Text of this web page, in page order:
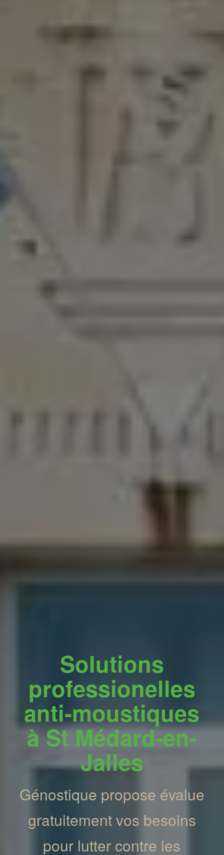
Solutions
professionelles
anti-moustiques
à St Médard-en-
Jalles
Génostique propose évalue
gratuitement vos besoins
pour lutter contre les